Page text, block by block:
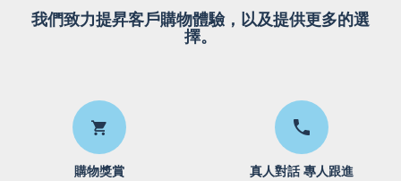
我們致力提昇客戶購物體驗，以及提供更多的選
擇。
購物獎賞 真人對話 專人跟進